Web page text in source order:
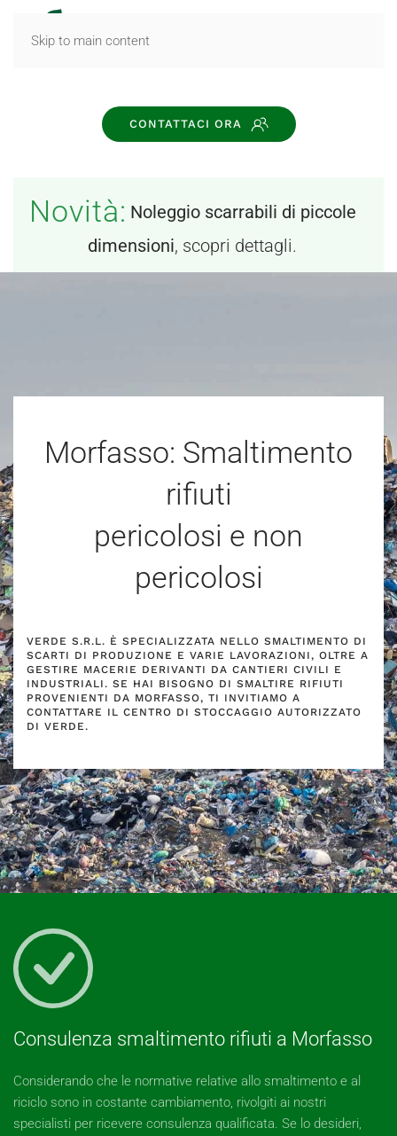
Skip to main content
CONTATTACI ORA
Novità: Noleggio scarrabili di piccole
dimensioni, scopri dettagli.
Morfasso: Smaltimento
rifiuti
pericolosi e non
pericolosi
VERDE S.R.L. È SPECIALIZZATA NELLO SMALTIMENTO DI
SCARTI DI PRODUZIONE E VARIE LAVORAZIONI, OLTRE A
GESTIRE MACERIE DERIVANTI DA CANTIERI CIVILI E
INDUSTRIALI. SE HAI BISOGNO DI SMALTIRE RIFIUTI
PROVENIENTI DA MORFASSO, TI INVITIAMO A
CONTATTARE IL CENTRO DI STOCCAGGIO AUTORIZZATO
DI VERDE.
Consulenza smaltimento rifiuti a Morfasso
Considerando che le normative relative allo smaltimento e al
riciclo sono in costante cambiamento, rivolgiti ai nostri
specialisti per ricevere consulenza qualificata. Se lo desideri,